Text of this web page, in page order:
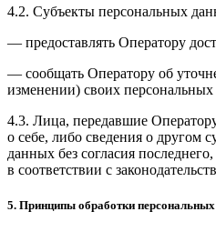
4.2. Субъекты персональных
— предоставлять Оператору
— сообщать Оператору об
изменении) своих
4.3. Лица, передавшие
о себе, либо сведения о другом
данных без согласия
в соответствии с
5. Принципы обработки